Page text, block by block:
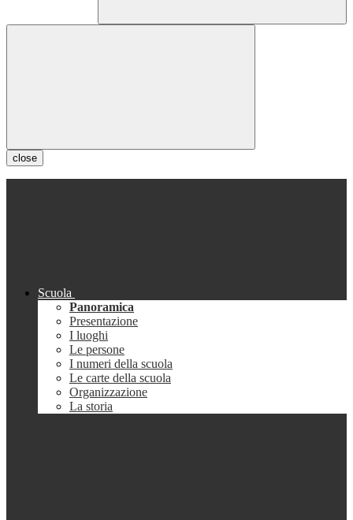
close
Scuola
Panoramica
Presentazione
I luoghi
Le persone
I numeri della scuola
Le carte della scuola
Organizzazione
La storia